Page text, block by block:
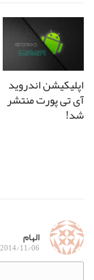
اپلیکیشن اندروید
آی تی پورت منتشر
شد!
الهام
2014/11/06 22:32